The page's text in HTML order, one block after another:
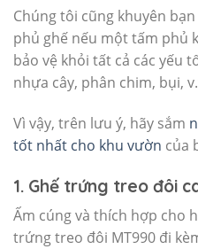
Chúng tôi cũng khuyên
phủ ghế nếu một tấm phủ
bảo vệ khỏi tất cả các yếu
nhựa cây, phân chim, bụi,
Vì vậy, trên lưu ý, hãy sắm
tốt nhất cho khu vườn của
1. Ghế trứng treo đôi
Ấm cúng và thích hợp cho
trứng treo đôi MT990 đi